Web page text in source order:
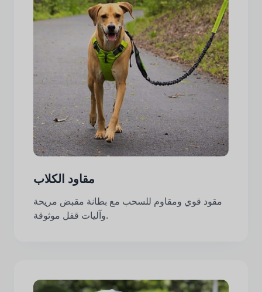
مقاود الكلاب
مقود قوي ومقاوم للسحب مع بطانة مقبض مريحة
وآليات قفل موثوقة.